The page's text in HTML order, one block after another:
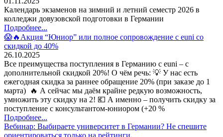
Календарь экзаменов на зимний и летний семестр 2026 в
колледжи довузовской подготовки в Германии
Подробнее...
😱🔥Акция “Юниор” или полное сопровождение с euni со
скидкой до 40%
26.10.2025
Все преимущества поступления в Германию с euni – с
дополнительной скидкой 20%! О чём речь: 💡 У нас есть
ежегодная скидка за раннее обращение 20% (при заказе до 1
марта) 🔥 А сейчас мы даём крайне редкую возможность,
умножить эту скидку на 2! 💶 А именно – получить скидку за
поступление с консультантом-юниором (+20 %
Подробнее...
Вебинар: Выбираете университет в Германии? Не спешите
ориентироваться только на рейтинги.